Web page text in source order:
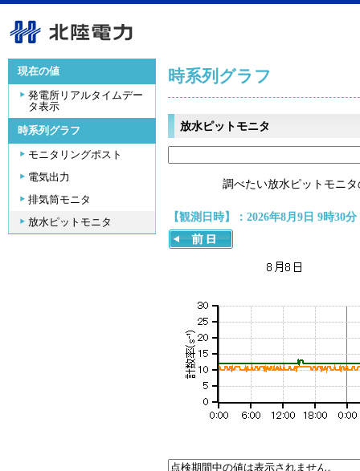
現在の値
発電所リアルタイムデー
タ表示
時系列グラフ
モニタリングポスト
電気出力
排気筒モニタ
放水ピットモニタ
時系列グラフ
放水ピットモニタ
調べたい放水ピットモニ
【観測日時】：2026年8月9日 9時30分